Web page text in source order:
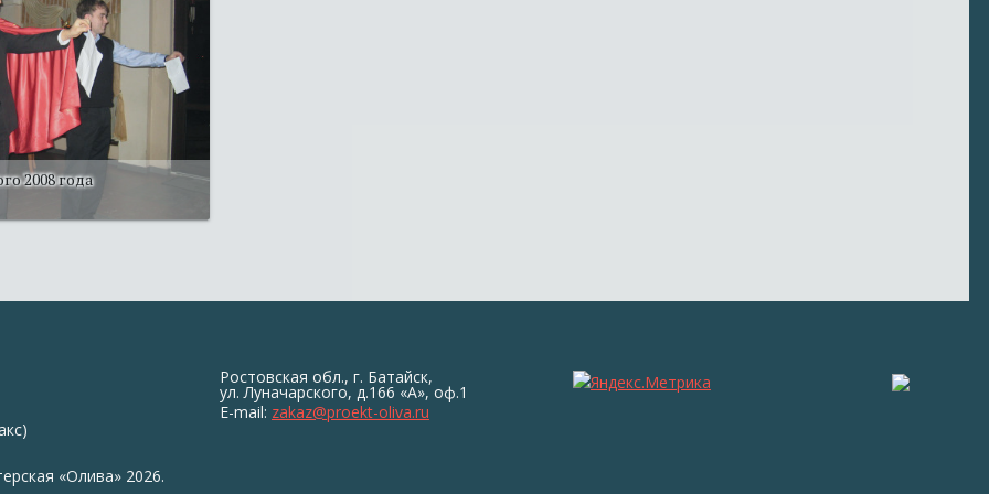
2008 года
«Олива» 2026.
Ростовская обл., г. Батайск,
ул. Луначарского, д.166 «А», оф.1
E-mail: zakaz@proekt-oliva.ru